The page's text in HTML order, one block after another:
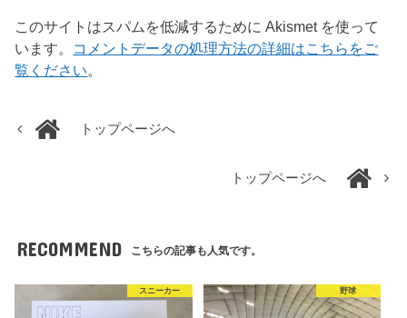
このサイトはスパムを低減するために Akismet を使って
います。 コメントデータの処理方法の詳細はこちらをご
覧ください。
トップページへ
トップページへ
RECOMMEND こちらの記事も人気です。
スニーカー 野球